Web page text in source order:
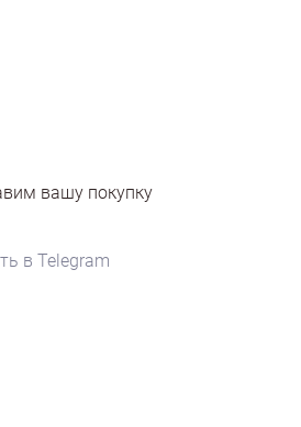
вашу покупку
в Telegram